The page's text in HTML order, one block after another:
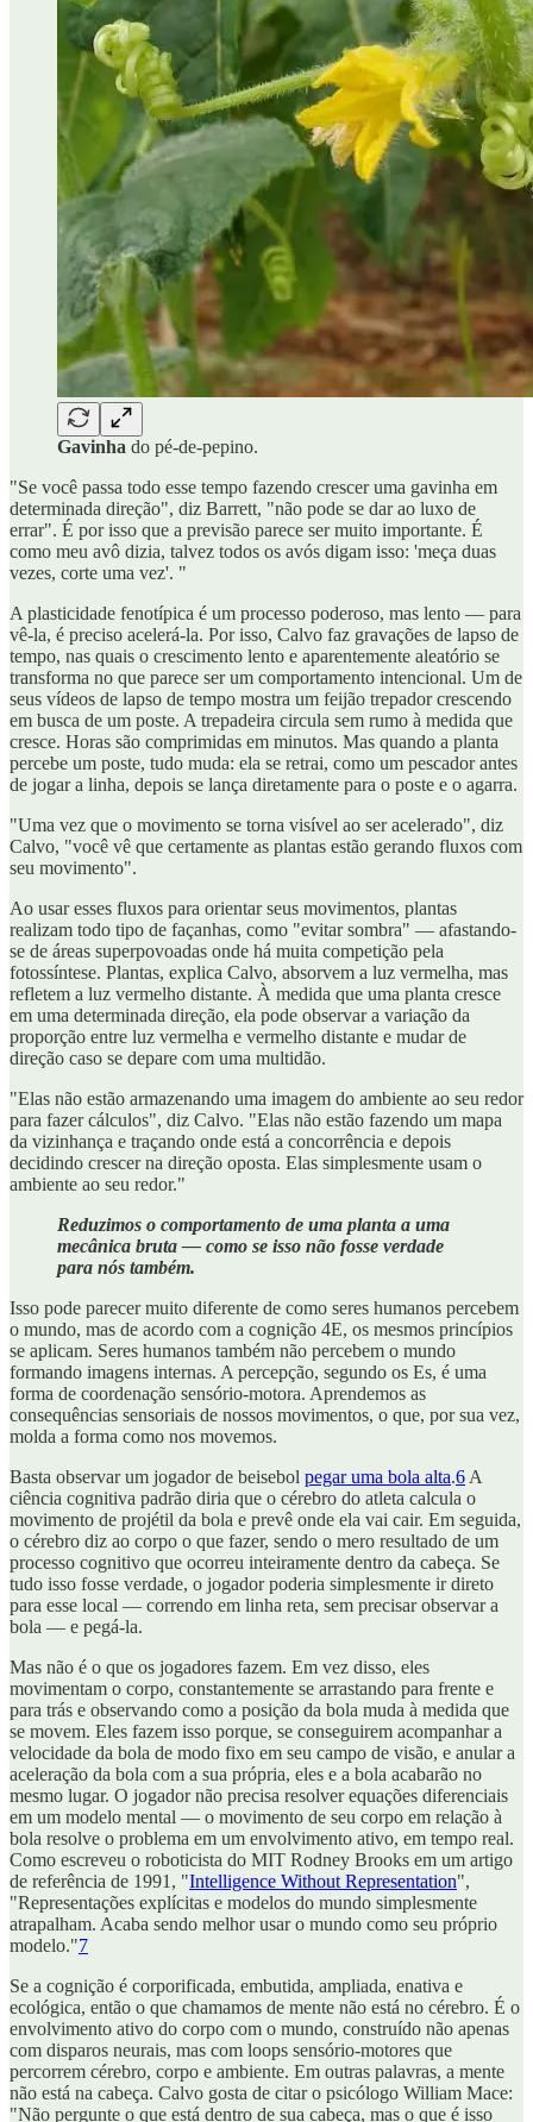
Gavinha do pé-de-pepino.
"Se você passa todo esse tempo fazendo crescer uma gavinha em
determinada direção", diz Barrett, "não pode se dar ao luxo de
errar". É por isso que a previsão parece ser muito importante. É
como meu avô dizia, talvez todos os avós digam isso: 'meça duas
vezes, corte uma vez'. "
A plasticidade fenotípica é um processo poderoso, mas lento — para
vê-la, é preciso acelerá-la. Por isso, Calvo faz gravações de lapso de
tempo, nas quais o crescimento lento e aparentemente aleatório se
transforma no que parece ser um comportamento intencional. Um de
seus vídeos de lapso de tempo mostra um feijão trepador crescendo
em busca de um poste. A trepadeira circula sem rumo à medida que
cresce. Horas são comprimidas em minutos. Mas quando a planta
percebe um poste, tudo muda: ela se retrai, como um pescador antes
de jogar a linha, depois se lança diretamente para o poste e o agarra.
"Uma vez que o movimento se torna visível ao ser acelerado", diz
Calvo, "você vê que certamente as plantas estão gerando fluxos com
seu movimento".
Ao usar esses fluxos para orientar seus movimentos, plantas
realizam todo tipo de façanhas, como "evitar sombra" — afastando-
se de áreas superpovoadas onde há muita competição pela
fotossíntese. Plantas, explica Calvo, absorvem a luz vermelha, mas
refletem a luz vermelho distante. À medida que uma planta cresce
em uma determinada direção, ela pode observar a variação da
proporção entre luz vermelha e vermelho distante e mudar de
direção caso se depare com uma multidão.
"Elas não estão armazenando uma imagem do ambiente ao seu redor
para fazer cálculos", diz Calvo. "Elas não estão fazendo um mapa
da vizinhança e traçando onde está a concorrência e depois
decidindo crescer na direção oposta. Elas simplesmente usam o
ambiente ao seu redor."
Reduzimos o comportamento de uma planta a uma
mecânica bruta — como se isso não fosse verdade
para nós também.
Isso pode parecer muito diferente de como seres humanos percebem
o mundo, mas de acordo com a cognição 4E, os mesmos princípios
se aplicam. Seres humanos também não percebem o mundo
formando imagens internas. A percepção, segundo os Es, é uma
forma de coordenação sensório-motora. Aprendemos as
consequências sensoriais de nossos movimentos, o que, por sua vez,
molda a forma como nos movemos.
Basta observar um jogador de beisebol pegar uma bola alta.6 A
ciência cognitiva padrão diria que o cérebro do atleta calcula o
movimento de projétil da bola e prevê onde ela vai cair. Em seguida,
o cérebro diz ao corpo o que fazer, sendo o mero resultado de um
processo cognitivo que ocorreu inteiramente dentro da cabeça. Se
tudo isso fosse verdade, o jogador poderia simplesmente ir direto
para esse local — correndo em linha reta, sem precisar observar a
bola — e pegá-la.
Mas não é o que os jogadores fazem. Em vez disso, eles
movimentam o corpo, constantemente se arrastando para frente e
para trás e observando como a posição da bola muda à medida que
se movem. Eles fazem isso porque, se conseguirem acompanhar a
velocidade da bola de modo fixo em seu campo de visão, e anular a
aceleração da bola com a sua própria, eles e a bola acabarão no
mesmo lugar. O jogador não precisa resolver equações diferenciais
em um modelo mental — o movimento de seu corpo em relação à
bola resolve o problema em um envolvimento ativo, em tempo real.
Como escreveu o roboticista do MIT Rodney Brooks em um artigo
de referência de 1991, "Intelligence Without Representation",
"Representações explícitas e modelos do mundo simplesmente
atrapalham. Acaba sendo melhor usar o mundo como seu próprio
modelo."7
Se a cognição é corporificada, embutida, ampliada, enativa e
ecológica, então o que chamamos de mente não está no cérebro. É o
envolvimento ativo do corpo com o mundo, construído não apenas
com disparos neurais, mas com loops sensório-motores que
percorrem cérebro, corpo e ambiente. Em outras palavras, a mente
não está na cabeça. Calvo gosta de citar o psicólogo William Mace:
"Não pergunte o que está dentro de sua cabeça, mas o que é isso